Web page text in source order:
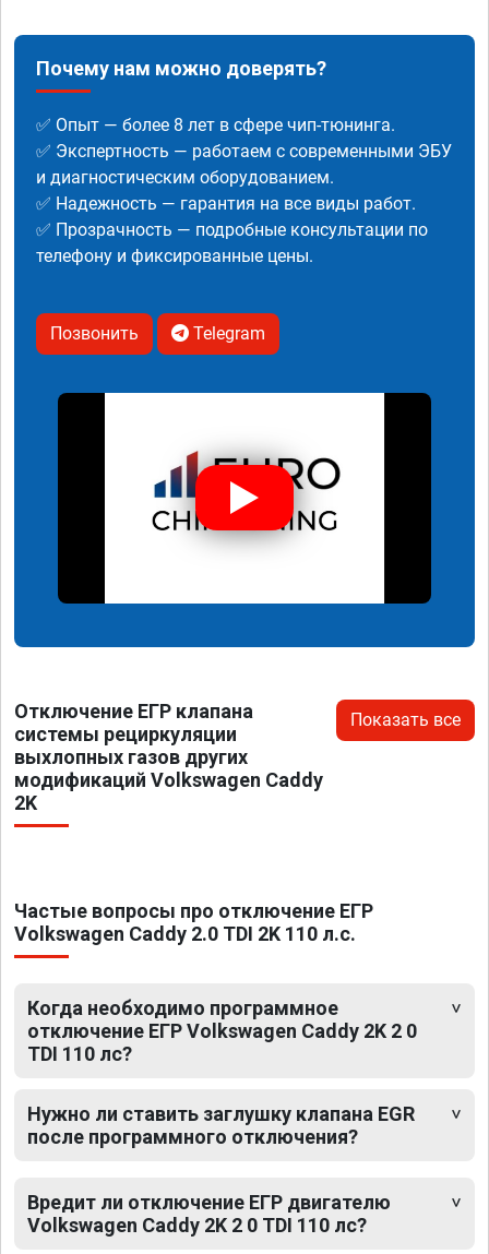
Почему нам можно доверять?
✅ Опыт — более 8 лет в сфере чип-тюнинга.
✅ Экспертность — работаем с современными ЭБУ
и диагностическим оборудованием.
✅ Надежность — гарантия на все виды работ.
✅ Прозрачность — подробные консультации по
телефону и фиксированные цены.
Позвонить Telegram
Отключение ЕГР клапана
системы рециркуляции
выхлопных газов других
модификаций Volkswagen Caddy
2K
Показать все
Частые вопросы про отключение ЕГР
Volkswagen Caddy 2.0 TDI 2K 110 л.с.
Когда необходимо программное
отключение ЕГР Volkswagen Caddy 2K 2 0
TDI 110 лс?
Нужно ли ставить заглушку клапана EGR
после программного отключения?
Вредит ли отключение ЕГР двигателю
Volkswagen Caddy 2K 2 0 TDI 110 лс?